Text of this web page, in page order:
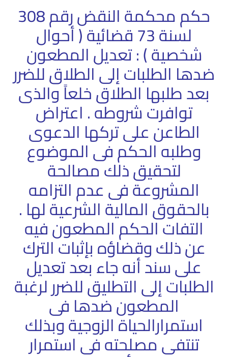
حكم محكمة النقض رقم 308
لسنة 73 قضائية ( أحوال
شخصية ) : تعديل المطعون
ضدها الطلبات إلى الطلاق للضرر
بعد طلبها الطلاق خلعاً والذى
توافرت شروطه . اعتراض
الطاعن على تركها الدعوى
وطلبه الحكم فى الموضوع
لتحقيق ذلك مصالحة
المشروعة فى عدم التزامه
بالحقوق المالية الشرعية لها .
التفات الحكم المطعون فيه
عن ذلك وقضاؤه بإثبات الترك
على سند أنه جاء بعد تعديل
الطلبات إلى التطليق للضرر لرغبة
المطعون ضدها فى
استمرارالحياة الزوجية وبذلك
تنتفى مصلحته فى استمرار